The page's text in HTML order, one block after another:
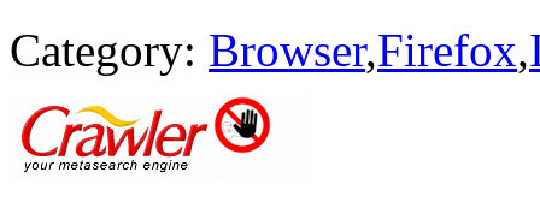
Category: Browser,Firefox,